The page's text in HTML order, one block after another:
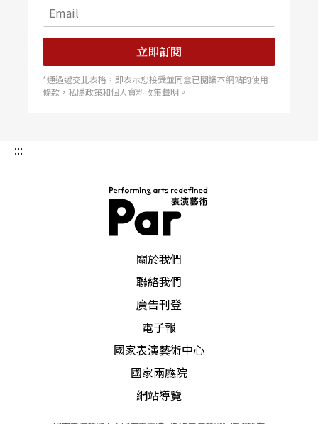
較尊重歷史，反映了歷史的本質。4.改編整理的傳
統戲不但思想內容健康向上，而且藝術上更注重雅
根據以上的敍述和分析，我認爲文華奬的生命力就
力。做爲劇團應以劇目建設爲中心，要以創作優秀
梅花奬表揚個人藝術成就
梅花奬是中國戲劇家協會爲了奬勵四十五歲以下的
中靑年演員表演成就特設的奬項。「四人幫」粉碎
以來，戲劇事業蓬勃發展，中靑年演員刻苦學戲，
努力繼承，勇於創新，是應當給予肯定和鼓勵的。
梅花奬以「寶劍鋒從磨礪出，梅花香自苦寒來」的
詩句得名。從一九八二年開始，到去年已評出十三
立即訂閱
*通過遞交此表格，即表示您接受並同意已閱讀本網站的使用
條款，私隱政策和個人資料收集聲明。
:::
關於我們
聯絡我們
廣告刊登
電子報
國家表演藝術中心
國家兩廳院
網站導覽